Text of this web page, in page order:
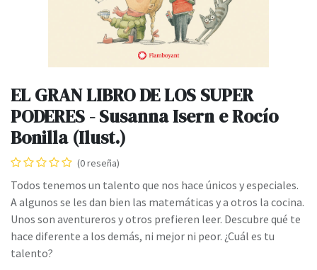
EL GRAN LIBRO DE LOS SUPER
PODERES - Susanna Isern e Rocío
Bonilla (Ilust.)
(0 reseña)
Todos tenemos un talento que nos hace únicos y especiales.
A algunos se les dan bien las matemáticas y a otros la cocina.
Unos son aventureros y otros prefieren leer. Descubre qué te
hace diferente a los demás, ni mejor ni peor. ¿Cuál es tu
talento?